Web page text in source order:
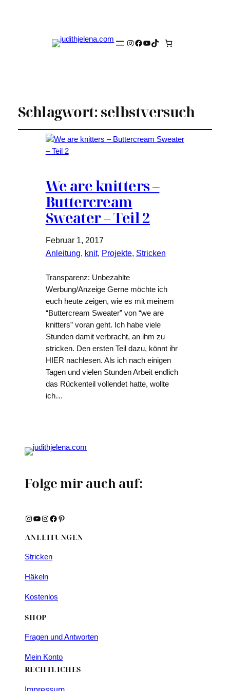
Instagram
Facebook
YouTube
TikTok
Schlagwort:selbstversuch
We are knitters –
Buttercream
Sweater – Teil 2
Februar 1, 2017
Anleitung, knit, Projekte, Stricken
Transparenz: Unbezahlte
Werbung/Anzeige Gerne möchte ich
euch heute zeigen, wie es mit meinem
“Buttercream Sweater” von “we are
knitters” voran geht. Ich habe viele
Stunden damit verbracht, an ihm zu
stricken. Den ersten Teil dazu, könnt ihr
HIER nachlesen. Als ich nach einigen
Tagen und vielen Stunden Arbeit endlich
das Rückenteil vollendet hatte, wollte
ich…
Folge mir auch auf:
Instagram YouTube Instagram Facebook Pinterest
ANLEITUNGEN
Stricken
Häkeln
Kostenlos
SHOP
Fragen und Antworten
Mein Konto
RECHTLICHES